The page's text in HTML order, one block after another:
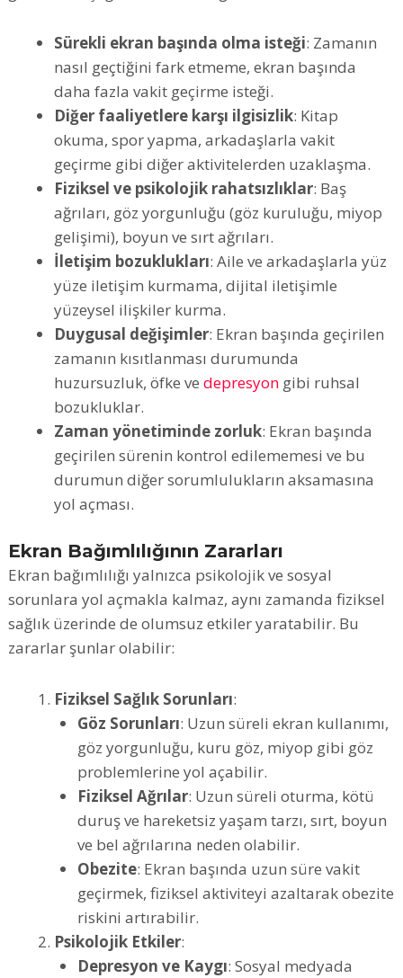
Sürekli ekran başında olma isteği: Zamanın
nasıl geçtiğini fark etmeme, ekran başında
daha fazla vakit geçirme isteği.
Diğer faaliyetlere karşı ilgisizlik: Kitap
okuma, spor yapma, arkadaşlarla vakit
geçirme gibi diğer aktivitelerden uzaklaşma.
Fiziksel ve psikolojik rahatsızlıklar: Baş
ağrıları, göz yorgunluğu (göz kuruluğu, miyop
gelişimi), boyun ve sırt ağrıları.
İletişim bozuklukları: Aile ve arkadaşlarla yüz
yüze iletişim kurmama, dijital iletişimle
yüzeysel ilişkiler kurma.
Duygusal değişimler: Ekran başında geçirilen
zamanın kısıtlanması durumunda
huzursuzluk, öfke vedepresyon gibi ruhsal
bozukluklar.
Zaman yönetiminde zorluk: Ekran başında
geçirilen sürenin kontrol edilememesi ve bu
durumun diğer sorumlulukların aksamasına
yol açması.
Ekran Bağımlılığının Zararları
Ekran bağımlılığı yalnızca psikolojik ve sosyal
sorunlara yol açmakla kalmaz, aynı zamanda fiziksel
sağlık üzerinde de olumsuz etkiler yaratabilir. Bu
zararlar şunlar olabilir:
Fiziksel Sağlık Sorunları:
Göz Sorunları: Uzun süreli ekran kullanımı,
göz yorgunluğu, kuru göz, miyop gibi göz
problemlerine yol açabilir.
Fiziksel Ağrılar: Uzun süreli oturma, kötü
duruş ve hareketsiz yaşam tarzı, sırt, boyun
ve bel ağrılarına neden olabilir.
Obezite: Ekran başında uzun süre vakit
geçirmek, fiziksel aktiviteyi azaltarak obezite
riskini artırabilir.
Psikolojik Etkiler:
Depresyon ve Kaygı: Sosyal medyada